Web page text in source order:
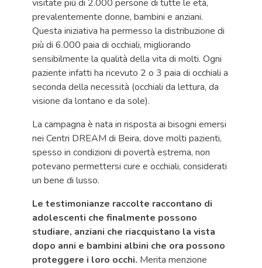
visitate più di 2.000 persone di tutte le età,
prevalentemente donne, bambini e anziani.
Questa iniziativa ha permesso la distribuzione di
più di 6.000 paia di occhiali, migliorando
sensibilmente la qualità della vita di molti. Ogni
paziente infatti ha ricevuto 2 o 3 paia di occhiali a
seconda della necessità (occhiali da lettura, da
visione da lontano e da sole).
La campagna è nata in risposta ai bisogni emersi
nei Centri DREAM di Beira, dove molti pazienti,
spesso in condizioni di povertà estrema, non
potevano permettersi cure e occhiali, considerati
un bene di lusso.
Le testimonianze raccolte raccontano di
adolescenti che finalmente possono
studiare, anziani che riacquistano la vista
dopo anni e bambini albini che ora possono
proteggere i loro occhi. Merita menzione